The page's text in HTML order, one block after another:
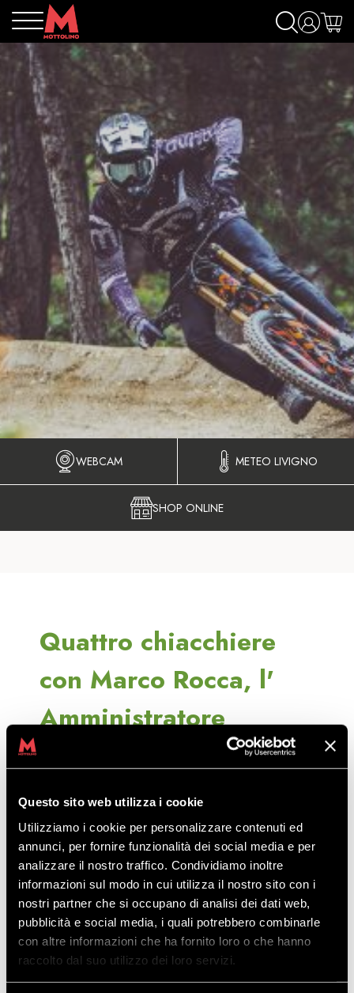
Questo sito web utilizza i cookie
Utilizziamo i cookie per personalizzare contenuti ed
annunci, per fornire funzionalità dei social media e per
analizzare il nostro traffico. Condividiamo inoltre
informazioni sul modo in cui utilizza il nostro sito con i
nostri partner che si occupano di analisi dei dati web,
pubblicità e social media, i quali potrebbero combinarle
con altre informazioni che ha fornito loro o che hanno
raccolto dal suo utilizzo dei loro servizi.
WEBCAM METEO LIVIGNO
SHOP ONLINE
Quattro chiacchiere
con Marco Rocca, l'
Amministratore
Delegato di Mottolino.
“Com’è la situazione a Mottolino? Come
avete vissuto questo momento di
chiusura? Quali sono i progetti per la
stagione estiva?”